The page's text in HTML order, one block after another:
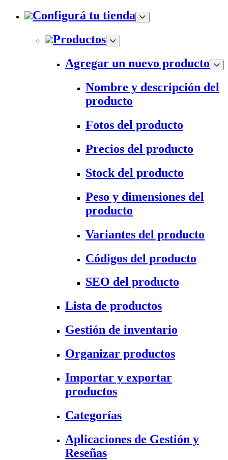
Configurá tu tienda
Productos
Agregar un nuevo producto
Nombre y descripción del
producto
Fotos del producto
Precios del producto
Stock del producto
Peso y dimensiones del
producto
Variantes del producto
Códigos del producto
SEO del producto
Lista de productos
Gestión de inventario
Organizar productos
Importar y exportar
productos
Categorías
Aplicaciones de Gestión y
Reseñas